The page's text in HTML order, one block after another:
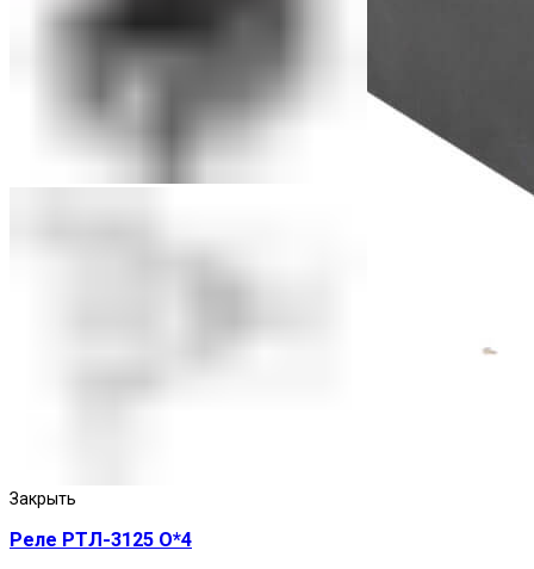
Закрыть
Реле РТЛ-3125 О*4